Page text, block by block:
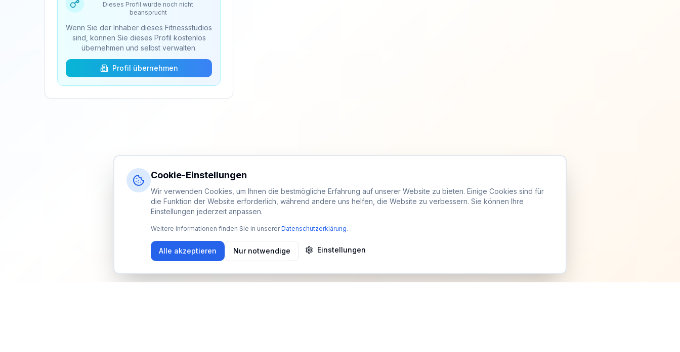
Dieses Profil wurde noch nicht
beansprucht
Wenn Sie der Inhaber dieses Fitnessstudios
sind, können Sie dieses Profil kostenlos
übernehmen und selbst verwalten.
Profil übernehmen
Cookie-Einstellungen
Wir verwenden Cookies, um Ihnen die bestmögliche Erfahrung auf unserer Website zu bieten. Einige Cookies sind für
die Funktion der Website erforderlich, während andere uns helfen, die Website zu verbessern. Sie können Ihre
Einstellungen jederzeit anpassen.
Weitere Informationen finden Sie in unserer Datenschutzerklärung.
Alle akzeptieren Nur notwendige Einstellungen